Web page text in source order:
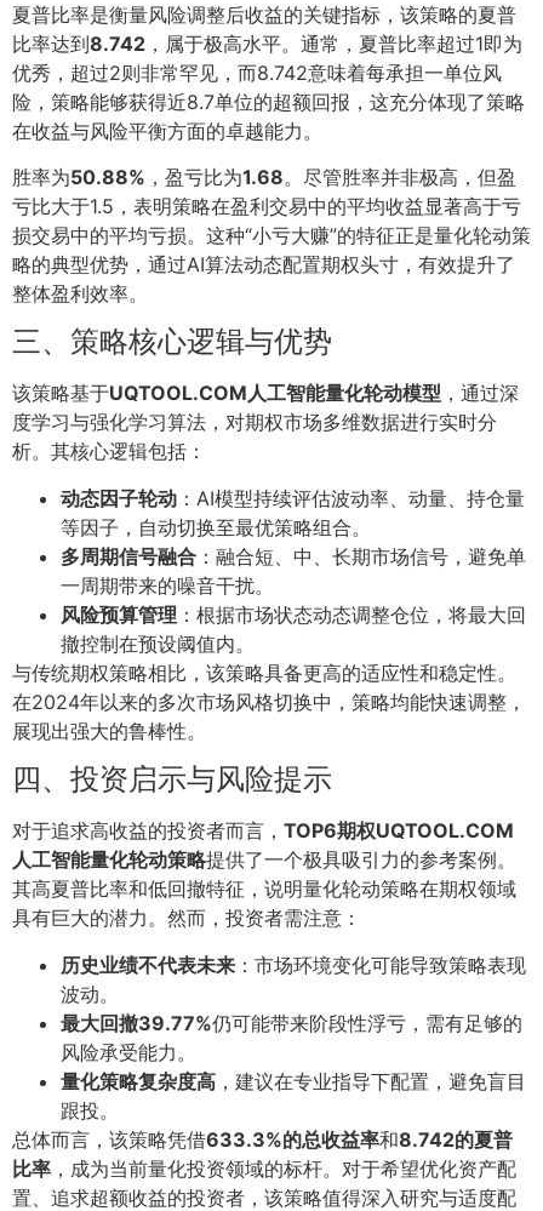
夏普比率是衡量风险调整后收益的关键指标，该策略的夏普
比率达到8.742 ，属于极高水平。通常，夏普比率超过1即为
优秀，超过2则非常罕见，而8.742意味着每承担一单位风
险，策略能够获得近8.7单位的超额回报，这充分体现了策略
在收益与风险平衡方面的卓越能力。
胜率为50.88% ，盈亏比为1.68。尽管胜率并非极高，但盈
亏比大于1.5，表明策略在盈利交易中的平均收益显著高于亏
损交易中的平均亏损。这种“小亏大赚”的特征正是量化轮动策
略的典型优势，通过AI算法动态配置期权头寸，有效提升了
整体盈利效率。
三、策略核心逻辑与优势
该策略基于UQTOOL.COM人工智能量化轮动模型 ，通过深
度学习与强化学习算法，对期权市场多维数据进行实时分
析。其核心逻辑包括：
动态因子轮动 ：AI模型持续评估波动率、动量、持仓量
等因子，自动切换至最优策略组合。
多周期信号融合 ：融合短、中、长期市场信号，避免单
一周期带来的噪音干扰。
风险预算管理 ：根据市场状态动态调整仓位，将最大回
撤控制在预设阈值内。
与传统期权策略相比，该策略具备更高的适应性和稳定性。
在2024年以来的多次市场风格切换中，策略均能快速调整，
展现出强大的鲁棒性。
四、投资启示与风险提示
对于追求高收益的投资者而言， TOP6期权UQTOOL.COM
人工智能量化轮动策略提供了一个极具吸引力的参考案例。
其高夏普比率和低回撤特征，说明量化轮动策略在期权领域
具有巨大的潜力。然而，投资者需注意：
历史业绩不代表未来 ：市场环境变化可能导致策略表现
波动。
最大回撤39.77%仍可能带来阶段性浮亏，需有足够的
风险承受能力。
量化策略复杂度高 ，建议在专业指导下配置，避免盲目
跟投。
总体而言，该策略凭借633.3%的总收益率和8.742的夏普
比率 ，成为当前量化投资领域的标杆。对于希望优化资产配
置、追求超额收益的投资者，该策略值得深入研究与适度配